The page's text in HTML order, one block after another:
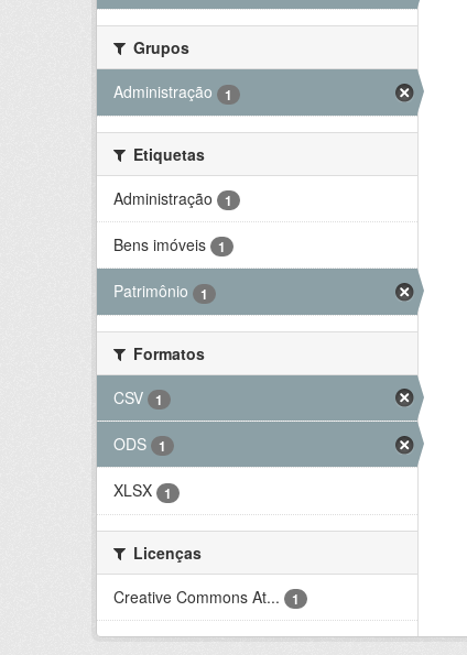
Grupos
Administração
1
Etiquetas
Administração
1
Bens imóveis 1
Patrimônio 1
Formatos
CSV
1
ODS 1
XLSX 1
Licenças
Creative Commons At...
1